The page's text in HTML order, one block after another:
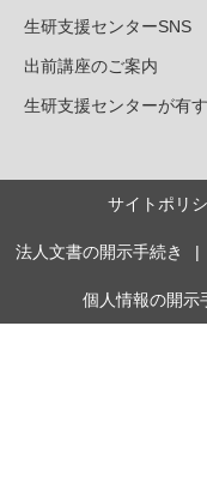
生研支援センターSNS
出前講座のご案内
生研支援センターが有
サイトポリ
法人文書の開示手続き
個人情報の開示